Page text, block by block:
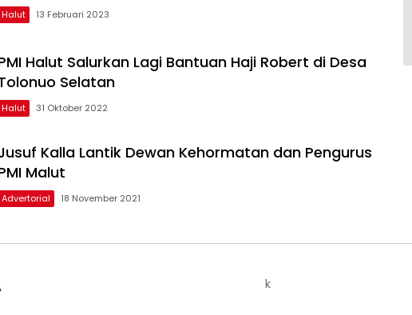
Halut 13 Februari 2023
Halut Salurkan Lagi Bantuan Haji Robert di Desa
Selatan
Halut 31 Oktober 2022
Kalla Lantik Dewan Kehormatan dan Pengurus
Malut
Advertorial 18 November 2021
k